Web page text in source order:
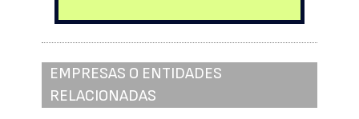
EMPRESAS O ENTIDADES
RELACIONADAS